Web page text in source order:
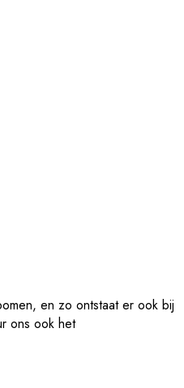
en zo ontstaat er ook bij
ons ook het